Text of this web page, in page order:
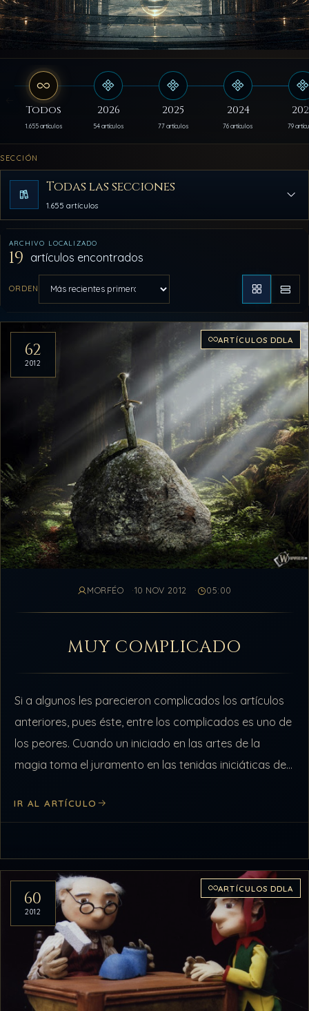
Todos
1.655 artículos
2026
54 artículos
2025
77 artículos
2024
76 artículos 79
SECCIÓN
Todas las secciones
1.655 artículos
ARCHIVO LOCALIZADO
19 artículos encontrados
ORDEN
Artículos del archivo
62
2012
ARTÍCULOS DDLA
MORFÉO 10 NOV 2012 05:00
MUY COMPLICADO
Si a algunos les parecieron complicados los artículos
anteriores, pues éste, entre los complicados es uno de
los peores. Cuando un iniciado en las artes de la
magia toma el juramento en las tenidas iniciáticas de…
IR AL ARTÍCULO
60
2012
ARTÍCULOS DDLA